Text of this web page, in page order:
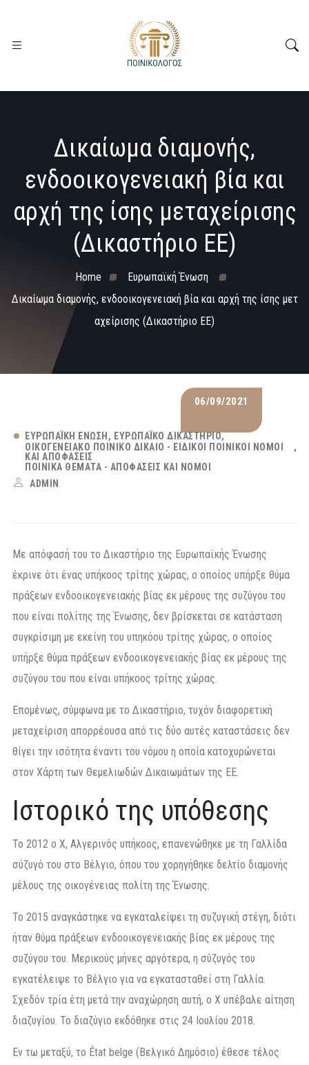
Δικαίωμα διαμονής,
ενδοοικογενειακή βία και
αρχή της ίσης μεταχείρισης
(Δικαστήριο ΕΕ)
Home
Ευρωπαϊκή Ένωση
Δικαίωμα διαμονής, ενδοοικογενειακή βία και αρχή της ίσης μετ
αχείρισης (Δικαστήριο ΕΕ)
06/09/2021
ΕΥΡΩΠΑΪΚΉ ΈΝΩΣΗ
ΕΥΡΩΠΑΪΚΌ ΔΙΚΑΣΤΉΡΙΟ
ΟΙΚΟΓΕΝΕΙΑΚΌ ΠΟΙΝΙΚΌ ΔΊΚΑΙΟ - ΕΙΔΙΚΟΊ ΠΟΙΝΙΚΟΊ ΝΌΜΟΙ
ΚΑΙ ΑΠΟΦΆΣΕΙΣ
ΠΟΙΝΙΚΆ ΘΈΜΑΤΑ - ΑΠΟΦΆΣΕΙΣ ΚΑΙ ΝΌΜΟΙ
ADMIN
Με απόφασή του το Δικαστήριο της Ευρωπαϊκής Ένωσης
έκρινε ότι ένας υπήκοος τρίτης χώρας, ο οποίος υπήρξε θύμα
πράξεων ενδοοικογενειακής βίας εκ μέρους της συζύγου του
που είναι πολίτης της Ένωσης, δεν βρίσκεται σε κατάσταση
συγκρίσιμη με εκείνη του υπηκόου τρίτης χώρας, ο οποίος
υπήρξε θύμα πράξεων ενδοοικογενειακής βίας εκ μέρους της
συζύγου του που είναι υπήκοος τρίτης χώρας.
Επομένως, σύμφωνα με το Δικαστήριο, τυχόν διαφορετική
μεταχείριση απορρέουσα από τις δύο αυτές καταστάσεις δεν
θίγει την ισότητα έναντι του νόμου η οποία κατοχυρώνεται
στον Χάρτη των Θεμελιωδών Δικαιωμάτων της ΕΕ.
Ιστορικό της υπόθεσης
Το 2012 ο X, Αλγερινός υπήκοος, επανενώθηκε με τη Γαλλίδα
σύζυγό του στο Βέλγιο, όπου του χορηγήθηκε δελτίο διαμονής
μέλους της οικογένειας πολίτη της Ένωσης.
Το 2015 αναγκάστηκε να εγκαταλείψει τη συζυγική στέγη, διότι
ήταν θύμα πράξεων ενδοοικογενειακής βίας εκ μέρους της
συζύγου του. Μερικούς μήνες αργότερα, η σύζυγός του
εγκατέλειψε το Βέλγιο για να εγκατασταθεί στη Γαλλία.
Σχεδόν τρία έτη μετά την αναχώρηση αυτή, ο Χ υπέβαλε αίτηση
διαζυγίου. Το διαζύγιο εκδόθηκε στις 24 Ιουλίου 2018.
Εν τω μεταξύ, το État belge (Βελγικό Δημόσιο) έθεσε τέλος